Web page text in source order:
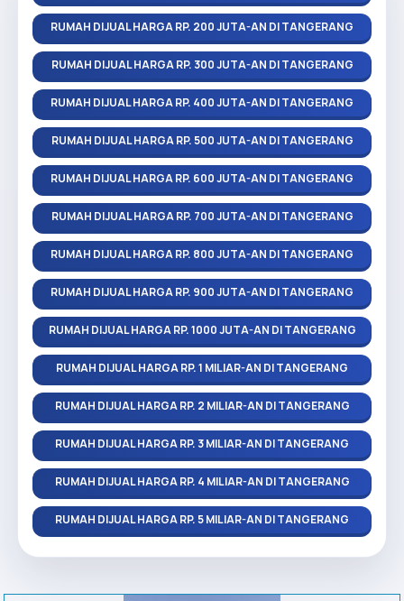
RUMAH DIJUAL HARGA RP. 200 JUTA-AN DI TANGERANG
RUMAH DIJUAL HARGA RP. 300 JUTA-AN DI TANGERANG
RUMAH DIJUAL HARGA RP. 400 JUTA-AN DI TANGERANG
RUMAH DIJUAL HARGA RP. 500 JUTA-AN DI TANGERANG
RUMAH DIJUAL HARGA RP. 600 JUTA-AN DI TANGERANG
RUMAH DIJUAL HARGA RP. 700 JUTA-AN DI TANGERANG
RUMAH DIJUAL HARGA RP. 800 JUTA-AN DI TANGERANG
RUMAH DIJUAL HARGA RP. 900 JUTA-AN DI TANGERANG
RUMAH DIJUAL HARGA RP. 1000 JUTA-AN DI TANGERANG
RUMAH DIJUAL HARGA RP. 1 MILIAR-AN DI TANGERANG
RUMAH DIJUAL HARGA RP. 2 MILIAR-AN DI TANGERANG
RUMAH DIJUAL HARGA RP. 3 MILIAR-AN DI TANGERANG
RUMAH DIJUAL HARGA RP. 4 MILIAR-AN DI TANGERANG
RUMAH DIJUAL HARGA RP. 5 MILIAR-AN DI TANGERANG